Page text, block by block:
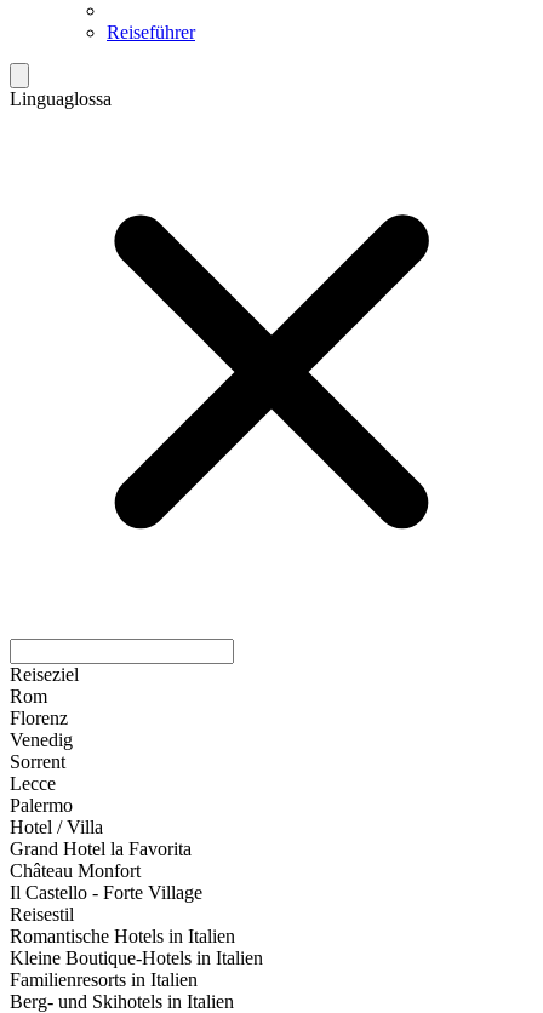
Reiseführer
Linguaglossa
Reiseziel
Rom
Florenz
Venedig
Sorrent
Lecce
Palermo
Hotel / Villa
Grand Hotel la Favorita
Château Monfort
Il Castello - Forte Village
Reisestil
Romantische Hotels in Italien
Kleine Boutique-Hotels in Italien
Familienresorts in Italien
Berg- und Skihotels in Italien